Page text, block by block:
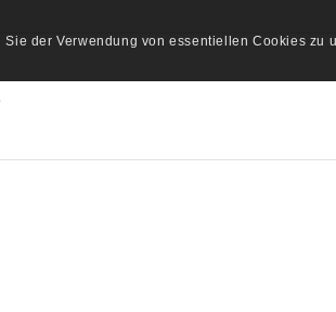
der Verwendung von essentiellen Cookies zu